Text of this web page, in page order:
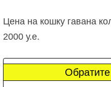
Цена на кошку гавана
2000 у.е.